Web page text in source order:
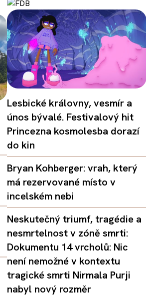
Lesbické královny, vesmír a
únos bývalé. Festivalový hit
Princezna kosmolesba dorazí
do kin
Bryan Kohberger: vrah, který
má rezervované místo v
incelském nebi
Neskutečný triumf, tragédie a
nesmrtelnost v zóně smrti:
Dokumentu 14 vrcholů: Nic
není nemožné v kontextu
tragické smrti Nirmala Purji
nabyl nový rozměr